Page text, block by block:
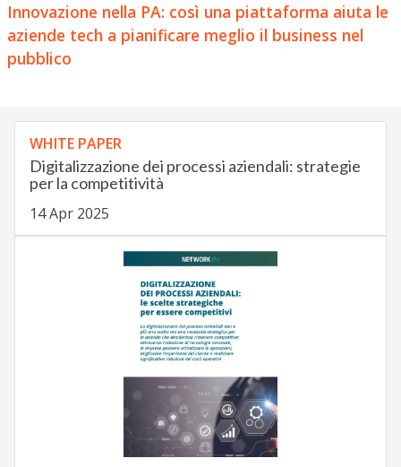
Innovazione nella PA: così una piattaforma aiuta le
aziende tech a pianificare meglio il business nel
pubblico
WHITE PAPER
Digitalizzazione dei processi aziendali: strategie
per la competitività
14 Apr 2025